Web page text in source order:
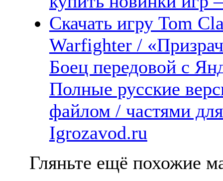
Скачать игру Tom
Warfighter /
Боец передовой с
Полные русские
файлом / частями
Igrozavod.ru
Гляньте ещё похожие